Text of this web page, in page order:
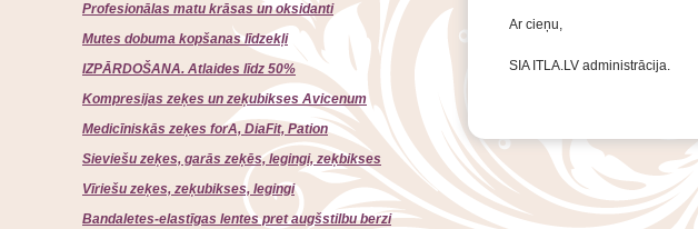
Ar cieņu,
SIA ITLA.LV administrācija.
Profesionālas matu krāsas un oksidanti
Mutes dobuma kopšanas līdzekļi
IZPĀRDOŠANA. Atlaides līdz 50%
Kompresijas zeķes un zeķubikses Avicenum
Medicīniskās zeķes forA, DiaFit, Pation
Sieviešu zeķes, garās zeķēs, legingi, zeķbikses
Vīriešu zeķes, zeķubikses, legingi
Bandaletes-elastīgas lentes pret augšstilbu berzi